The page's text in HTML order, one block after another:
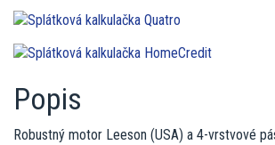
Popis
Robustný motor Leeson (USA) a 4-vrstvové